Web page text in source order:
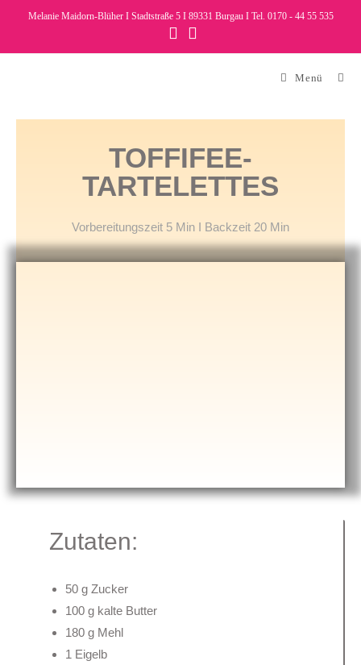
Melanie Maidorn-Blüher I Stadtstraße 5 I 89331 Burgau I Tel. 0170 - 44 55 535
Menü
TOFFIFEE-
TARTELETTES
Vorbereitungszeit 5 Min I Backzeit 20 Min
Zutaten:
50 g Zucker
100 g kalte Butter
180 g Mehl
1 Eigelb